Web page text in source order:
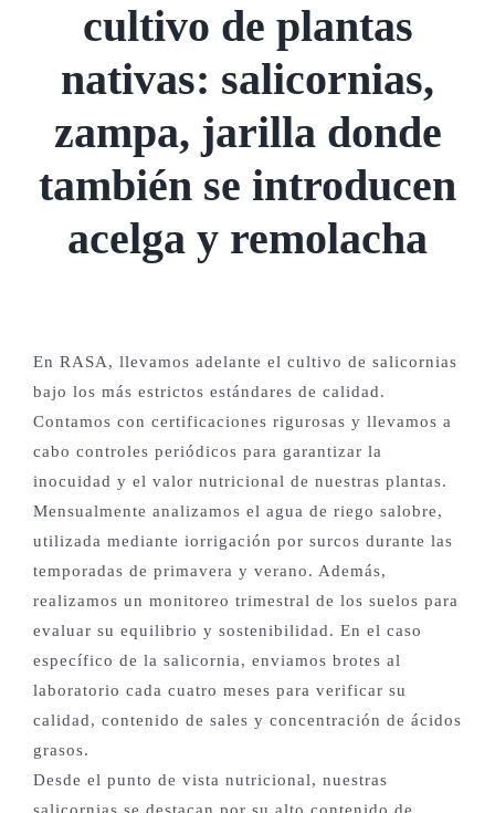
cultivo de plantas
nativas: salicornias,
zampa, jarilla donde
también se introducen
acelga y remolacha
En RASA, llevamos adelante el cultivo de salicornias
bajo los más estrictos estándares de calidad.
Contamos con certificaciones rigurosas y llevamos a
cabo controles periódicos para garantizar la
inocuidad y el valor nutricional de nuestras plantas.
Mensualmente analizamos el agua de riego salobre,
utilizada mediante iorrigación por surcos durante las
temporadas de primavera y verano. Además,
realizamos un monitoreo trimestral de los suelos para
evaluar su equilibrio y sostenibilidad. En el caso
específico de la salicornia, enviamos brotes al
laboratorio cada cuatro meses para verificar su
calidad, contenido de sales y concentración de ácidos
grasos.
Desde el punto de vista nutricional, nuestras